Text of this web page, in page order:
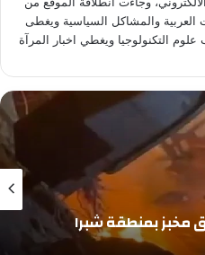
العربية والمشاكل السياسية ويغطى
علوم التكنولوجيا ويغطي اخبار المرآة